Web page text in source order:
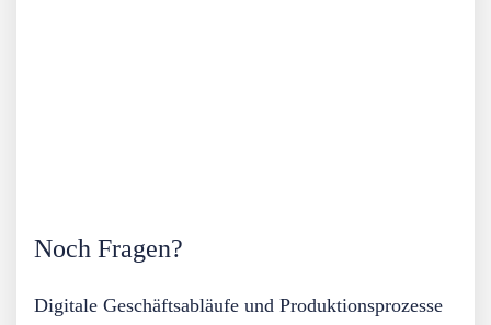
Noch Fragen?
Digitale Geschäftsabläufe und Produktionsprozesse